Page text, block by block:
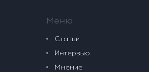
Меню
Статьи
Интервью
Мнение